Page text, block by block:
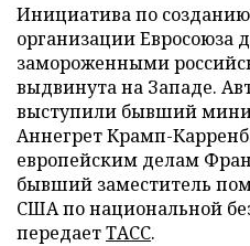
Инициатива по
организации Евросоюза
замороженными
выдвинута на Западе.
выступили бывший
Аннегрет Крамп-
европейским делам
бывший заместитель
США по национальной
передаетТАСС.